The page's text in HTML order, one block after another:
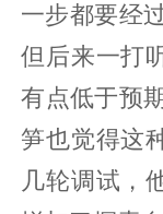
一步都要经
但后来一打
有点低于预
笋也觉得这
几轮调试，